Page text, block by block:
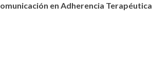
en Adherencia Terapéutica